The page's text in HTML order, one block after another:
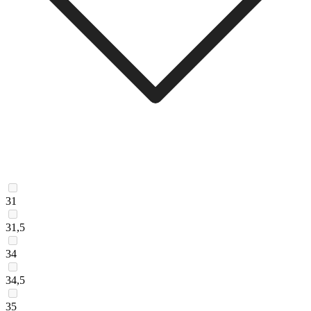
31
31,5
34
34,5
35